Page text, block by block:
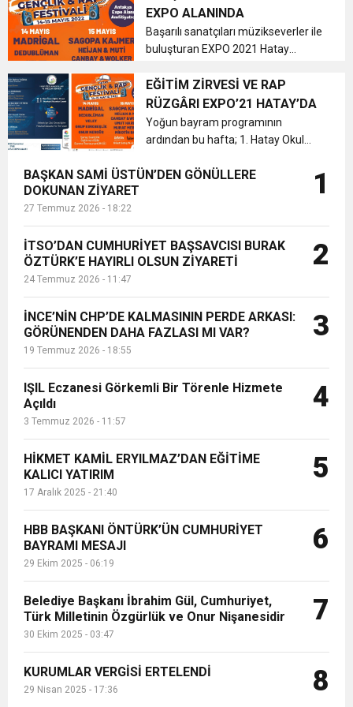
Cumhuriyet, Türk Milletinin Özgürlük
ve Onur Nişanesidir
6:19 HBB BAŞKANI ÖNTÜRK’ÜN
CUMHURİYET BAYRAMI MESAJI
17:36 KURUMLAR VERGİSİ ERTELENDİ
1:00 İTSO İŞ-KUR SGK TOPLANTI
DUYURUSU
21:40 CEYLANDERE’DE BAŞKAN EMRAH
KARAÇAY’A SEVGİ SELİ
18:22 BAŞKAN SAMİ ÜSTÜN’DEN
EXPO ALANINDA
Başarılı sanatçıları müzikseverler ile
buluşturan EXPO 2021 Hatay
ve Rap Festivali’ ile devam ediyor....
EĞİTİM ZİRVESİ VE RAP
RÜZGÂRI EXPO’21 HATAY’DA
Yoğun bayram programının
ardından bu hafta; 1. Hatay Okul
ve Rap Festivali, film gösterimleri ile
BAŞKAN SAMİ ÜSTÜN’DEN GÖNÜLLERE
DOKUNAN ZİYARET
27 Temmuz 2026 - 18:22
1
İTSO’DAN CUMHURİYET BAŞSAVCISI BURAK
ÖZTÜRK’E HAYIRLI OLSUN ZİYARETİ
24 Temmuz 2026 - 11:47
2
İNCE’NİN CHP’DE KALMASININ PERDE ARKASI:
GÖRÜNENDEN DAHA FAZLASI MI VAR?
19 Temmuz 2026 - 18:55
3
IŞIL Eczanesi Görkemli Bir Törenle Hizmete
Açıldı
3 Temmuz 2026 - 11:57
4
HİKMET KAMİL ERYILMAZ’DAN EĞİTİME
KALICI YATIRIM
17 Aralık 2025 - 21:40
5
HBB BAŞKANI ÖNTÜRK’ÜN CUMHURİYET
BAYRAMI MESAJI
29 Ekim 2025 - 06:19
6
Belediye Başkanı İbrahim Gül, Cumhuriyet,
Türk Milletinin Özgürlük ve Onur Nişanesidir
30 Ekim 2025 - 03:47
7
KURUMLAR VERGİSİ ERTELENDİ
29 Nisan 2025 - 17:36 8